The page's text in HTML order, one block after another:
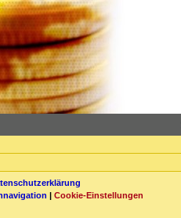
| Cookie-Einstellungen